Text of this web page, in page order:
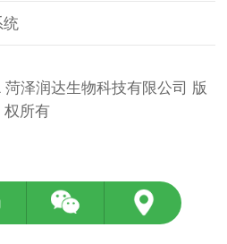
统
泽润达生物科技有限公司 版
权所有